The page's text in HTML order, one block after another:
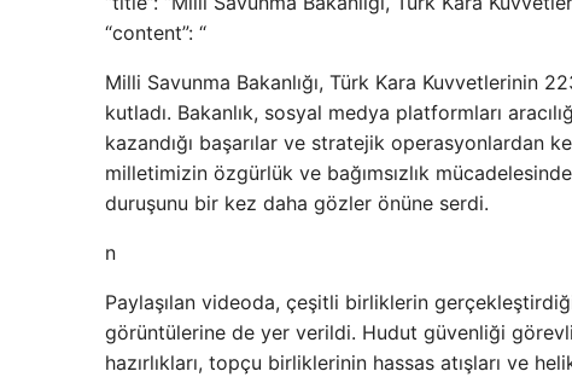
“content”: “
Milli Savunma Bakanlığı, Türk Kara Kuvvetlerinin
kutladı. Bakanlık, sosyal medya platformları
kazandığı başarılar ve stratejik operasyonlardan
milletimizin özgürlük ve bağımsızlık
duruşunu bir kez daha gözler önüne serdi.
n
Paylaşılan videoda, çeşitli birliklerin
görüntülerine de yer verildi. Hudut güvenliği
hazırlıkları, topçu birliklerinin hassas atışları ve